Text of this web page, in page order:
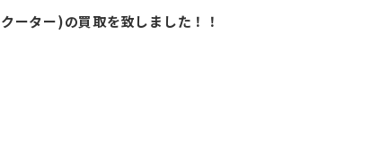
ーター)の買取を致しました！！